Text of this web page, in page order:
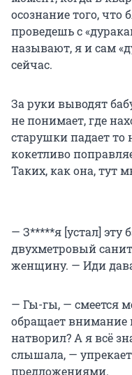
осознание того,
проведешь с
называют, я и сам
сейчас.
За руки выводят
не понимает, где
старушки падает то
кокетливо
Таких, как она, тут
— З*****я [устал]
двухметровый
женщину. — Иди
— Гы-гы, — смеется
обращает внимание
натворил? А я всё
слышала, —
предложениями.